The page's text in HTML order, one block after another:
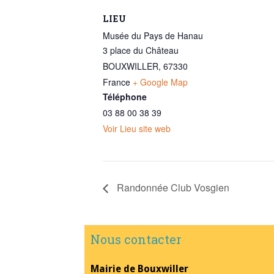
LIEU
Musée du Pays de Hanau
3 place du Château
BOUXWILLER, 67330
France + Google Map
Téléphone
03 88 00 38 39
Voir Lieu site web
Randonnée Club Vosgien
Nous contacter
Mairie de Bouxwiller